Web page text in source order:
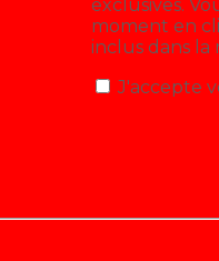
exclusives.
moment en
inclus dans la
J'accepte